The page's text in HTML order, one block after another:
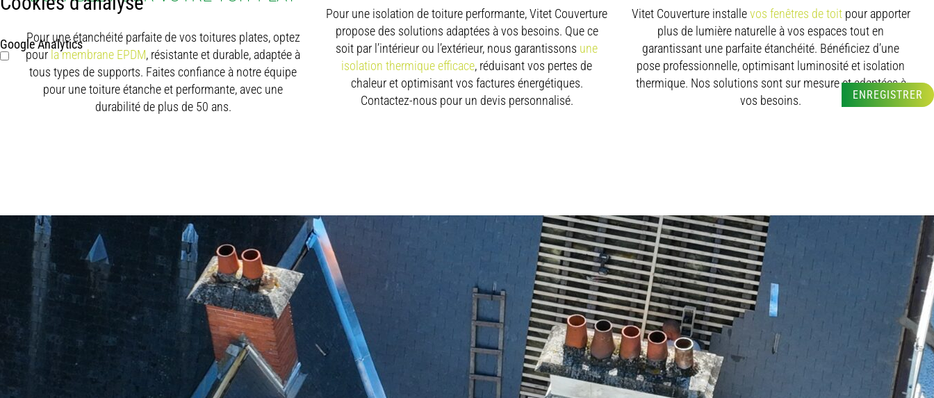
Pour une étanchéité parfaite de vos toitures plates, optez
pour la membrane EPDM, résistante et durable, adaptée à
tous types de supports. Faites confiance à notre équipe
pour une toiture étanche et performante, avec une
durabilité de plus de 50 ans.
Pour une isolation de toiture performante, Vitet Couverture
propose des solutions adaptées à vos besoins. Que ce
soit par l’intérieur ou l’extérieur, nous garantissons une
isolation thermique efficace, réduisant vos pertes de
chaleur et optimisant vos factures énergétiques.
Contactez-nous pour un devis personnalisé.
Vitet Couverture installevos fenêtres de toitpour apporter
plus de lumière naturelle à vos espaces tout en
garantissant une parfaite étanchéité. Bénéficiez d’une
pose professionnelle, optimisant luminosité et isolation
thermique. Nos solutions sont sur mesure et adaptées à
vos besoins.
Google Analytics
ENREGISTRER